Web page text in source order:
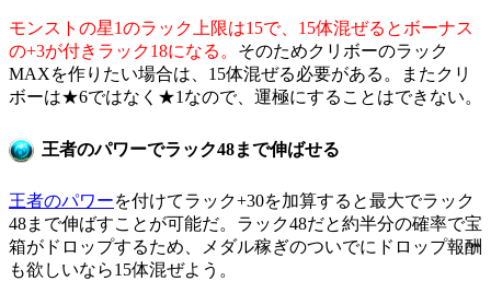
モンストの星1のラック上限は15で、15体混ぜるとボーナス
の+3が付きラック18になる。 そのためクリボーのラック
MAXを作りたい場合は、15体混ぜる必要がある。またクリ
ボーは★6ではなく★1なので、運極にすることはできない。
王者のパワーでラック48まで伸ばせる
王者のパワーを付けてラック+30を加算すると最大でラック
48まで伸ばすことが可能だ。ラック48だと約半分の確率で宝
箱がドロップするため、メダル稼ぎのついでにドロップ報酬
も欲しいなら15体混ぜよう。